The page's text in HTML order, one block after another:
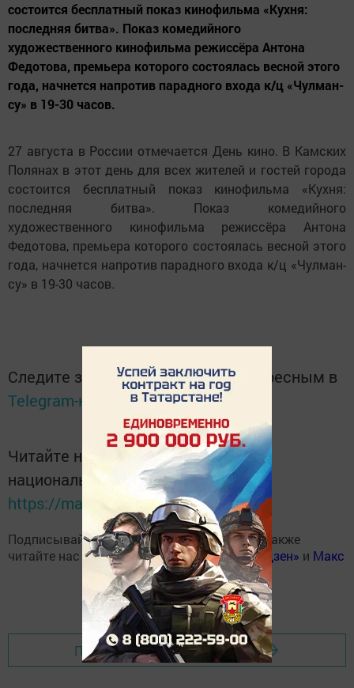
состоится бесплатный показ кинофильма «Кухня:
последняя битва». Показ комедийного
художественного кинофильма режиссёра Антона
Федотова, премьера которого состоялась весной этого
года, начнется напротив парадного входа к/ц «Чулман-
су» в 19-30 часов.
27 августа в России отмечается День кино. В Камских
Полянах в этот день для всех жителей и гостей города
состоится бесплатный показ кинофильма «Кухня:
последняя битва». Показ комедийного
художественного кинофильма режиссёра Антона
Федотова, премьера которого состоялась весной этого
года, начнется напротив парадного входа к/ц «Чулман-
су» в 19-30 часов.
Следите за самым важным и интересным в
Telegram-канале
Татмедиа
Читайте новости Татарстана в
национальном мессенджере MАХ:
https://max.ru/tatmedia
Подписывайтесь на нашTelegram-канал, а также
читайте нас Вконтакте,Одноклассниках,«Дзен» и Макс
Перейти на страницу новости